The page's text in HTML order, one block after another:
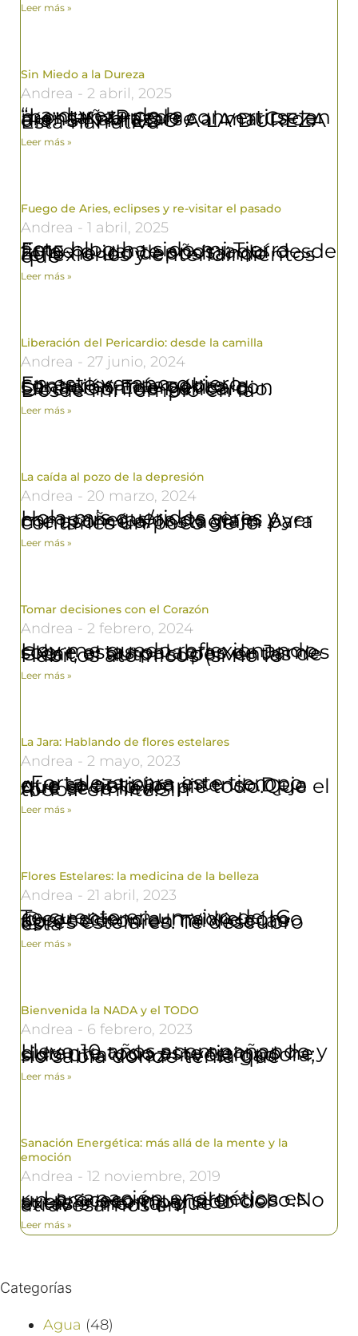
Leer más »
Sin Miedo a la Dureza
Andrea 2 abril, 2025
“La dureza de la montañaPuede convertirse en arenaY abrazarse al marCada día” SIN MIEDO A LA DUREZA Esta narrativa
Leer más »
Fuego de Aries, eclipses y re-visitar el pasado
Andrea 1 abril, 2025
Este blog ha sido mi Tierra firme durante años; aquí desde 2015 he ido depositando reflexiones y entendimientos que
Leer más »
Liberación del Pericardio: desde la camilla
Andrea 27 junio, 2024
En este verano quiero contarles más sobre la Sanación Energética con Liberación de Pericardio. Desde mi Templo en la
Leer más »
La caída al pozo de la depresión
Andrea 20 marzo, 2024
Hola mis queridos seres y compañeras/os de viaje: Ayer me asomé al Instagram para contarles un poco de lo
Leer más »
Tomar decisiones con el Corazón
Andrea 2 febrero, 2024
Hoy me quedo reflexionando sobre estas palabras de James Clear, el autor superventas de Hábitos atómicos (si no lo
Leer más »
La Jara: Hablando de flores estelares
Andrea 2 mayo, 2023
«Fortaleza para este tiempo que se anticipa intenso.Deja que el cielo limpie todo.Que el Aire se lo lleve todo.Permite.Sin
Leer más »
Flores Estelares: la medicina de la belleza
Andrea 21 abril, 2023
Te cuento en un vivo de IG @consciencia_madre cómo aparecieron en mi vida las flores estelares. Te descubro esta
Leer más »
Bienvenida la NADA y el TODO
Andrea 6 febrero, 2023
Llevo 10 años acompañando y durante todo este tiempo he sido una voraz investigadora; no sabía dónde tenía que
Leer más »
Sanación Energética: más allá de la mente y la
emoción
Andrea 12 noviembre, 2019
La sanación energética es un proceso muy silencioso.No suele ir acompañado del éxtasis mental que atravesamos en
Leer más »
Categorías
Agua (48)